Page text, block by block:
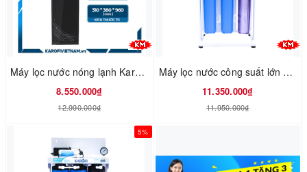
Máy lọc nước nóng lạnh Karofi KAD-D66
8.550.000₫
12.990.000₫
Máy lọc nước công suất lớn Karofi KT-KB50
11.350.000₫
11.950.000₫
5%